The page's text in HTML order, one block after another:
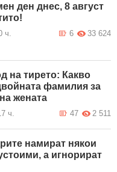
ден днес, 8 август
ч. 33 624
6
на тирето: Какво
фамилия за
жената
ч. 2 511
47
намират някои
а игнорират